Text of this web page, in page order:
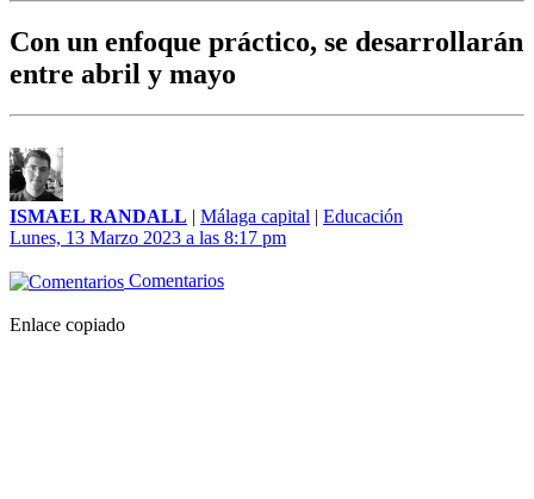
Con un enfoque práctico, se desarrollarán
entre abril y mayo
ISMAEL RANDALL | Málaga capital | Educación
Lunes, 13 Marzo 2023 a las 8:17 pm
Comentarios
Enlace copiado